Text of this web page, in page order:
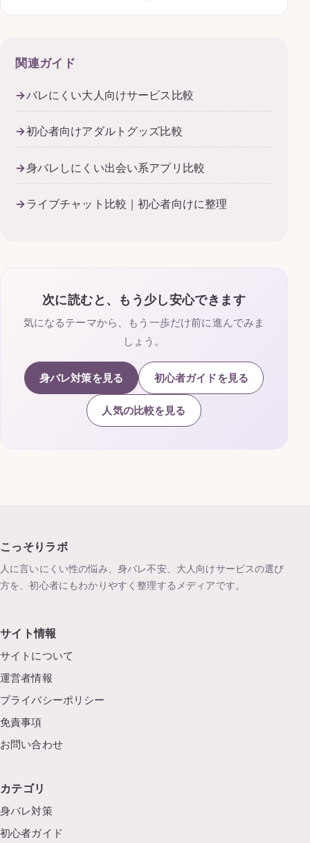
関連ガイド
バレにくい大人向けサービス比較
初心者向けアダルトグッズ比較
身バレしにくい出会い系アプリ比較
ライブチャット比較｜初心者向けに整理
次に読むと、もう少し安心できます
気になるテーマから、もう一歩だけ前に進んでみま
しょう。
身バレ対策を見る 初心者ガイドを見る
人気の比較を見る
こっそりラボ
人に言いにくい性の悩み、身バレ不安、大人向けサービスの選び
方を、初心者にもわかりやすく整理するメディアです。
サイト情報
サイトについて
運営者情報
プライバシーポリシー
免責事項
お問い合わせ
カテゴリ
身バレ対策
初心者ガイド